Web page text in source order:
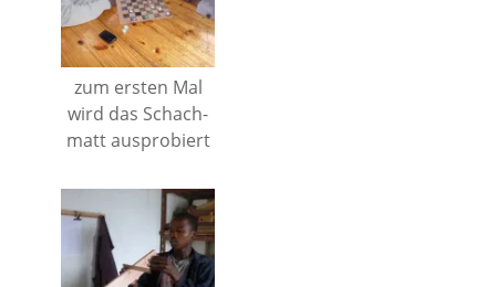
zum ersten Mal
wird das Schach-
matt ausprobiert